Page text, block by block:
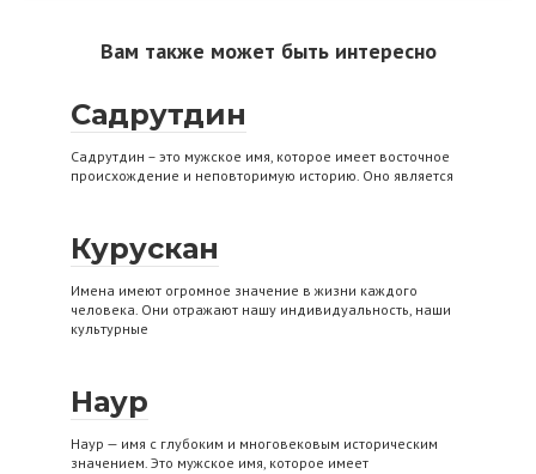
Вам также может быть интересно
Садрутдин
Садрутдин – это мужское имя, которое имеет восточное
происхождение и неповторимую историю. Оно является
Курускан
Имена имеют огромное значение в жизни каждого
человека. Они отражают нашу индивидуальность, наши
культурные
Наур
Наур — имя с глубоким и многовековым историческим
значением. Это мужское имя, которое имеет